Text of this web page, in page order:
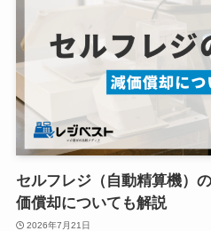
セルフレジ（自動精算機）
価償却についても解説
2026年7月21日